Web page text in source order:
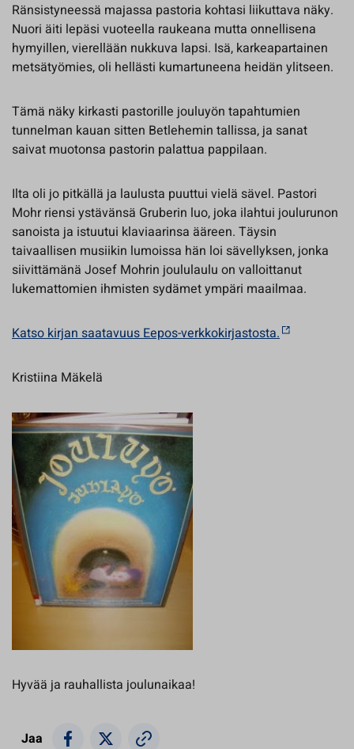
Ränsistyneessä majassa pastoria kohtasi liikuttava näky.
Nuori äiti lepäsi vuoteella raukeana mutta onnellisena
hymyillen, vierellään nukkuva lapsi. Isä, karkeapartainen
metsätyömies, oli hellästi kumartuneena heidän ylitseen.
Tämä näky kirkasti pastorille jouluyön tapahtumien
tunnelman kauan sitten Betlehemin tallissa, ja sanat
saivat muotonsa pastorin palattua pappilaan.
Ilta oli jo pitkällä ja laulusta puuttui vielä sävel. Pastori
Mohr riensi ystävänsä Gruberin luo, joka ilahtui joulurunon
sanoista ja istuutui klaviaarinsa ääreen. Täysin
taivaallisen musiikin lumoissa hän loi sävellyksen, jonka
siivittämänä Josef Mohrin joululaulu on valloittanut
lukemattomien ihmisten sydämet ympäri maailmaa.
Katso kirjan saatavuus Eepos-verkkokirjastosta.
Kristiina Mäkelä
Hyvää ja rauhallista joulunaikaa!
Jaa